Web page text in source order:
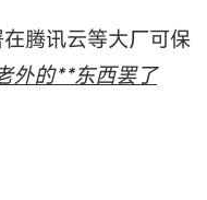
腾讯云等大厂可保
外的**东西罢了